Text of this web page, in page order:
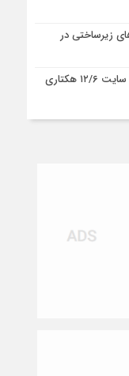
زیرساختی در
اطلاع‌نگاشت| پیشرفت فیزیکی آماده سازی سایت ۱۲/۶ هکتاری